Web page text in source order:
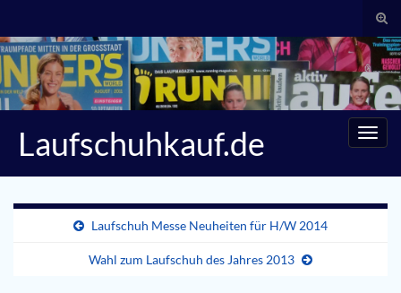
Search for:
Laufschuhkauf.de
Laufschuh Messe Neuheiten für H/W 2014
Wahl zum Laufschuh des Jahres 2013